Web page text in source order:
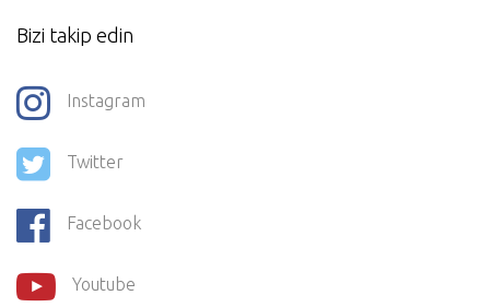
Bizi takip edin
Instagram
Twitter
Facebook
Youtube